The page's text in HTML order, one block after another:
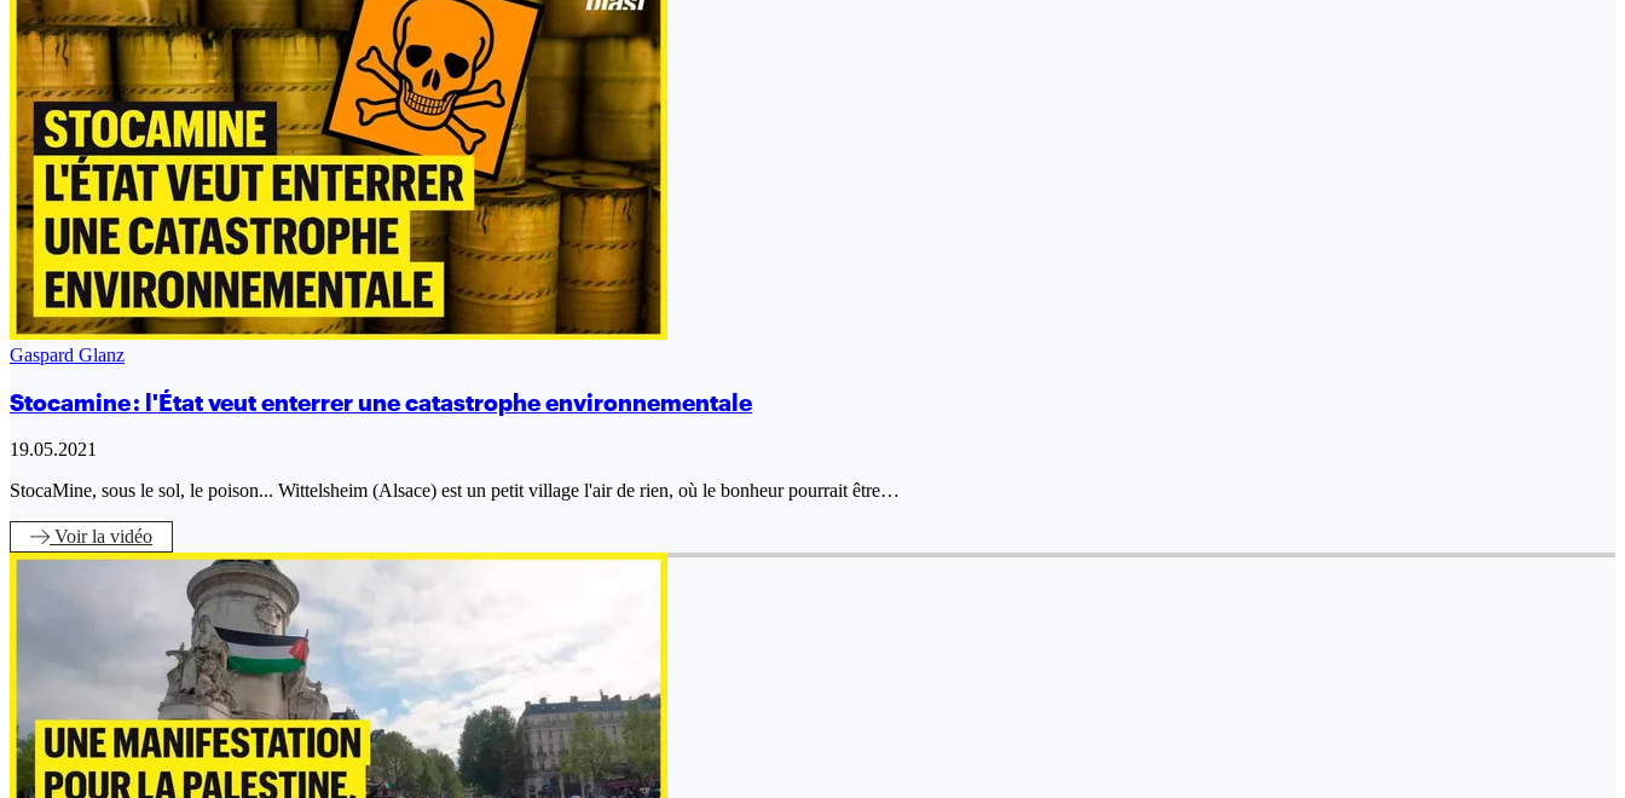
Gaspard Glanz
Stocamine : l'État veut enterrer une catastrophe environnementale
19.05.2021
StocaMine, sous le sol, le poison... Wittelsheim (Alsace) est un petit village l'air de rien, où le bonheur pourrait être…
Voirla vidéo